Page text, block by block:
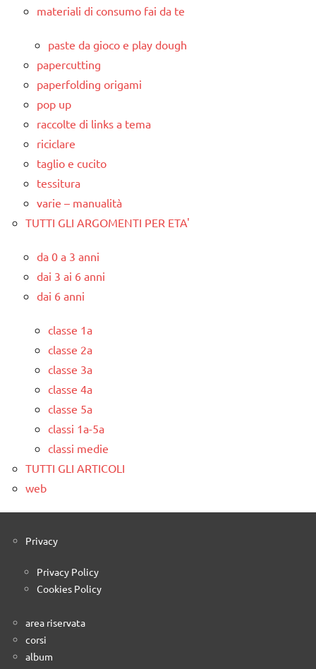
materiali di consumo fai da te
paste da gioco e play dough
papercutting
paperfolding origami
pop up
raccolte di links a tema
riciclare
taglio e cucito
tessitura
varie – manualità
TUTTI GLI ARGOMENTI PER ETA'
da 0 a 3 anni
dai 3 ai 6 anni
dai 6 anni
classe 1a
classe 2a
classe 3a
classe 4a
classe 5a
classi 1a-5a
classi medie
TUTTI GLI ARTICOLI
web
Privacy
Privacy Policy
Cookies Policy
area riservata
corsi
album